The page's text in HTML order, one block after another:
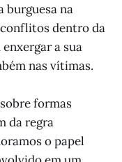
burguesa na
dentro da
a sua
nas vítimas.
formas
da regra
o papel